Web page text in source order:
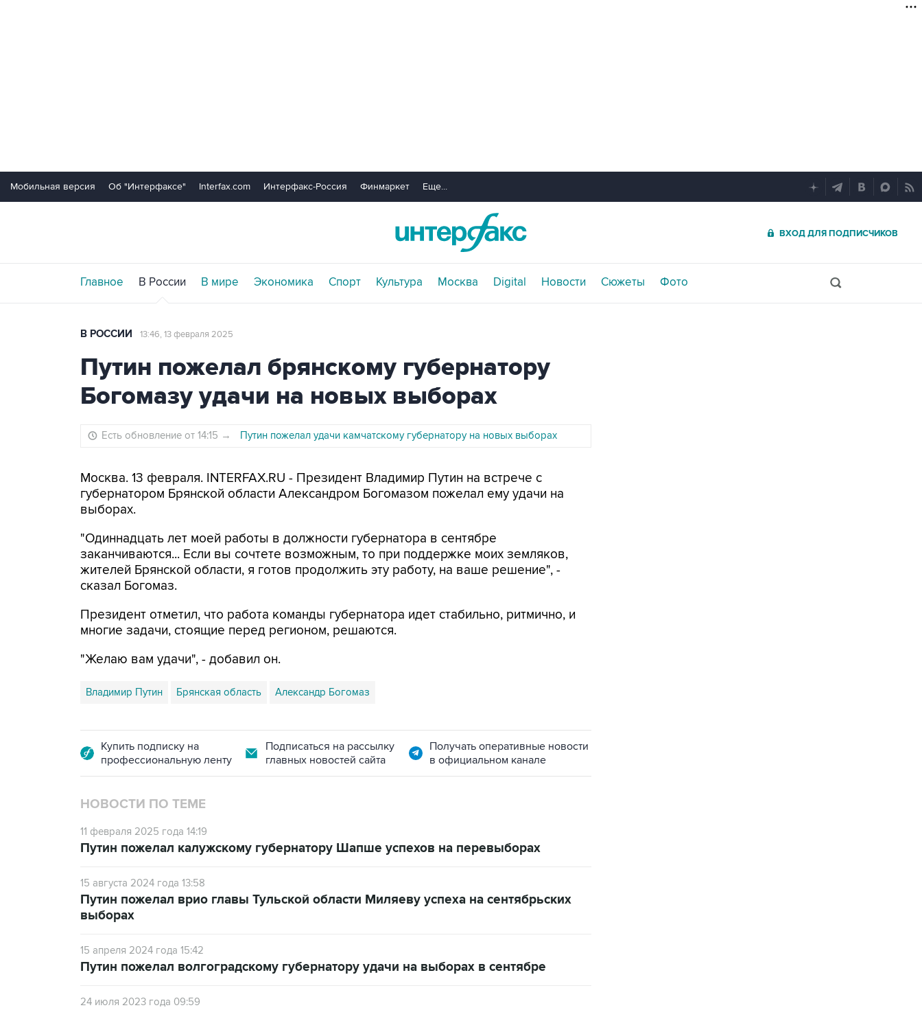
Мобильная версия Об "Интерфаксе" Interfax.com Интерфакс-Россия Финмаркет Еще...
ВХОД ДЛЯ ПОДПИСЧИКОВ
Главное В России В мире Экономика Спорт Культура Москва Digital Новости Сюжеты Фото
В РОССИИ 13:46, 13 февраля 2025
Путин пожелал брянскому губернатору
Богомазу удачи на новых выборах
Есть обновление от 14:15 → Путин пожелал удачи камчатскому губернатору на новых выборах
Москва. 13 февраля. INTERFAX.RU - Президент Владимир Путин на встрече с
губернатором Брянской области Александром Богомазом пожелал ему удачи на
выборах.
"Одиннадцать лет моей работы в должности губернатора в сентябре
заканчиваются... Если вы сочтете возможным, то при поддержке моих земляков,
жителей Брянской области, я готов продолжить эту работу, на ваше решение", -
сказал Богомаз.
Президент отметил, что работа команды губернатора идет стабильно, ритмично, и
многие задачи, стоящие перед регионом, решаются.
"Желаю вам удачи", - добавил он.
Владимир Путин Брянская область Александр Богомаз
Купить подписку на
профессиональную ленту
Подписаться на рассылку
главных новостей сайта
Получать оперативные новости
в официальном канале
НОВОСТИ ПО ТЕМЕ
11 февраля 2025 года 14:19
Путин пожелал калужскому губернатору Шапше успехов на перевыборах
15 августа 2024 года 13:58
Путин пожелал врио главы Тульской области Миляеву успеха на сентябрьских
выборах
15 апреля 2024 года 15:42
Путин пожелал волгоградскому губернатору удачи на выборах в сентябре
24 июля 2023 года 09:59